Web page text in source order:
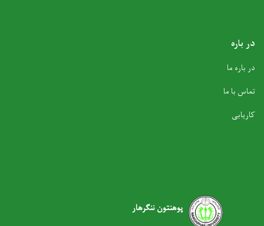
در باره
در باره ما
تماس با ما
کاریابی
پوهنتون ننگرهار